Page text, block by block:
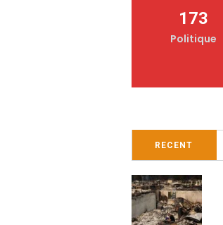
173
Politique
RECENT